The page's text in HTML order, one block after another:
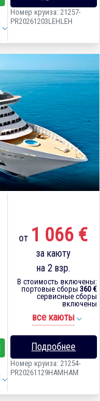
Номер круиза: 21257-
PR20261203LEHLEH
от 1 066 €
за каюту
на 2 взр.
В стоимость включены:
портовые сборы 360 €
сервисные сборы
включены
все каюты
Подробнее
Номер круиза: 21254-
PR20261129HAMHAM